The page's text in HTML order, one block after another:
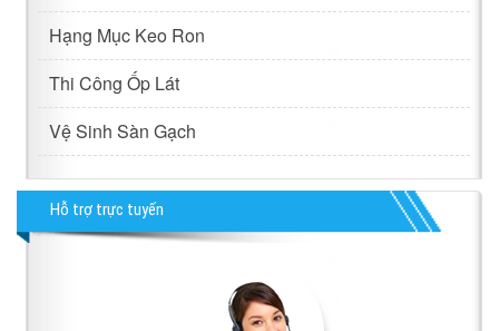
Hạng Mục Keo Ron
Thi Công Ốp Lát
Vệ Sinh Sàn Gạch
Hỗ trợ trực tuyến